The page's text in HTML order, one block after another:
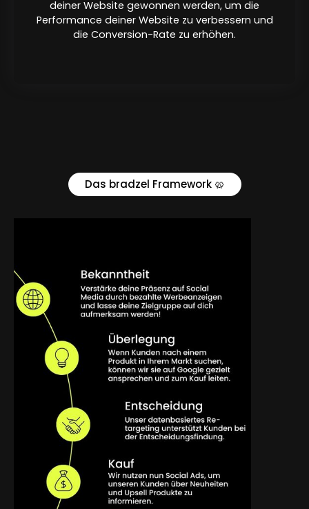
deiner Website gewonnen werden, um die
Performance deiner Website zu verbessern und
die Conversion-Rate zu erhöhen.
Das bradzel Framework 🥨